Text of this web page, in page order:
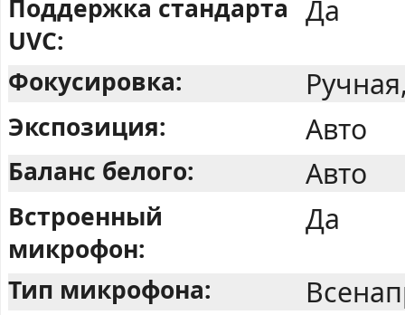
Поддержка стандарта
UVC:
Да
Фокусировка:
Экспозиция: Авто
Баланс белого: Авто
Встроенный
микрофон:
Да
Тип микрофона: